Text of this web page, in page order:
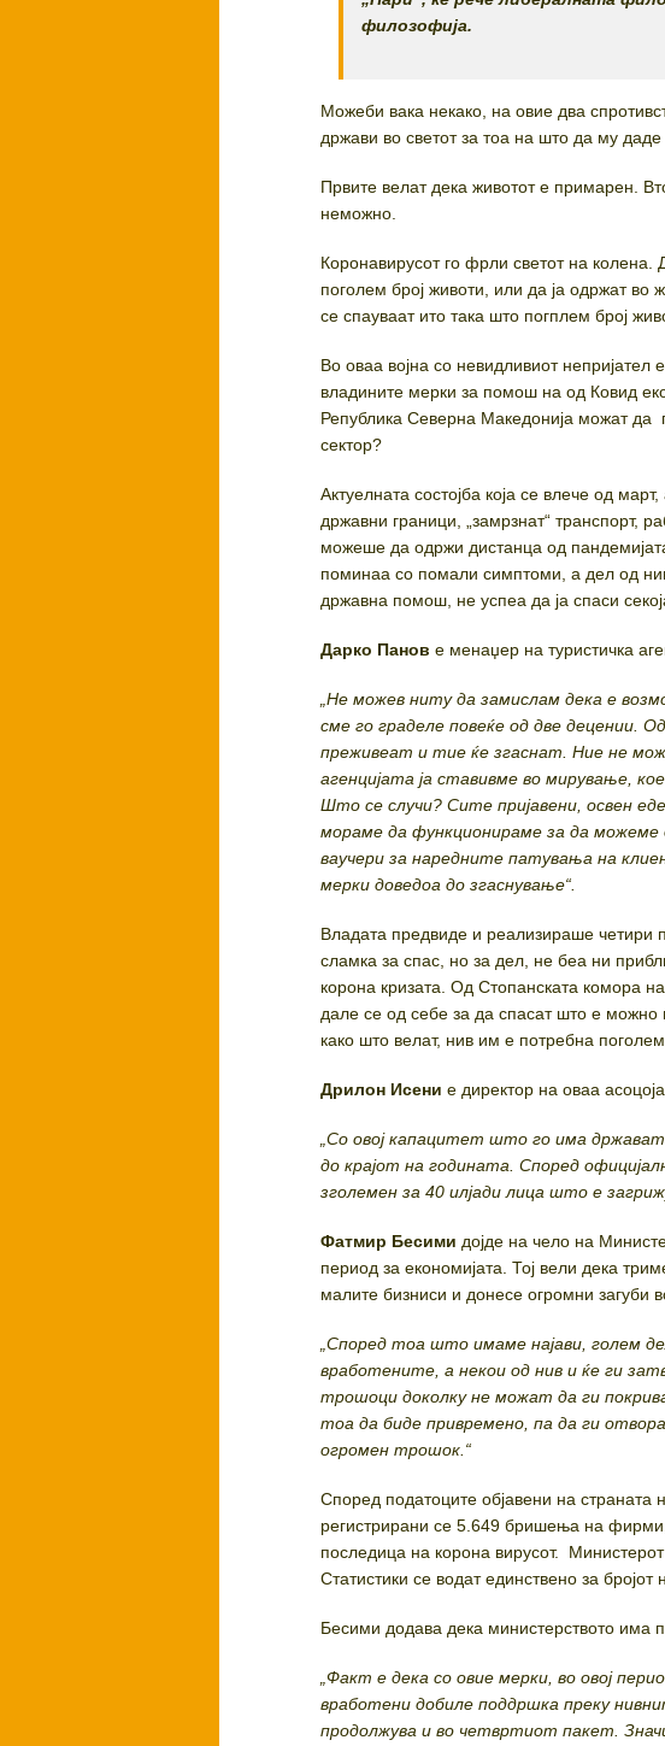
филозофија.
Можеби вака некако, на овие два
држави во светот за тоа на што да му
Првите велат дека животот е примарен.
неможно.
Коронавирусот го фрли светот на колена.
поголем број животи, или да ја одржат во
се спауваат ито така што погплем број
Во оваа војна со невидливиот
владините мерки за помош на од Ковид
Република Северна Македонија можат да
сектор?
Актуелната состојба која се влече од
државни граници, „замрзнат“ транспорт,
можеше да одржи дистанца од
поминаа со помали симптоми, а дел од
државна помош, не успеа да ја спаси
Дарко Панов е менаџер на туристичка
„Не можев ниту да замислам дека е
сме го граделе повеќе од две
преживеат и тие ќе згаснат. Ние не
агенцијата ја ставивме во мирување,
Што се случи? Сите пријавени, освен
мораме да функционираме за да
ваучери за наредните патувања на
мерки доведоа до згаснување“.
Владата предвиде и реализираше
сламка за спас, но за дел, не беа ни
корона кризата. Од Стопанската комора
дале се од себе за да спасат што е можно
како што велат, нив им е потребна
Дрилон Исени е директор на оваа
„Со овој капацитет што го има
до крајот на годината. Според
зголемен за 40 илјади лица што е
Фатмир Бесими дојде на чело на
период за економијата. Тој вели дека
малите бизниси и донесе огромни загуби
„Според тоа што имаме најави, голем
вработените, а некои од нив и ќе ги
трошоци доколку не можат да ги
тоа да биде привремено, па да ги
огромен трошок.“
Според податоците објавени на страната
регистрирани се 5.649 бришења на
последица на корона вирусот.
Статистики се водат единствено за
Бесими додава дека министерството има
„Факт е дека со овие мерки, во овој
вработени добиле поддршка преку
продолжува и во четвртиот пакет.